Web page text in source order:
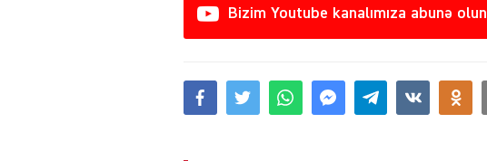
Bizim Youtube kanalımıza abunə olun